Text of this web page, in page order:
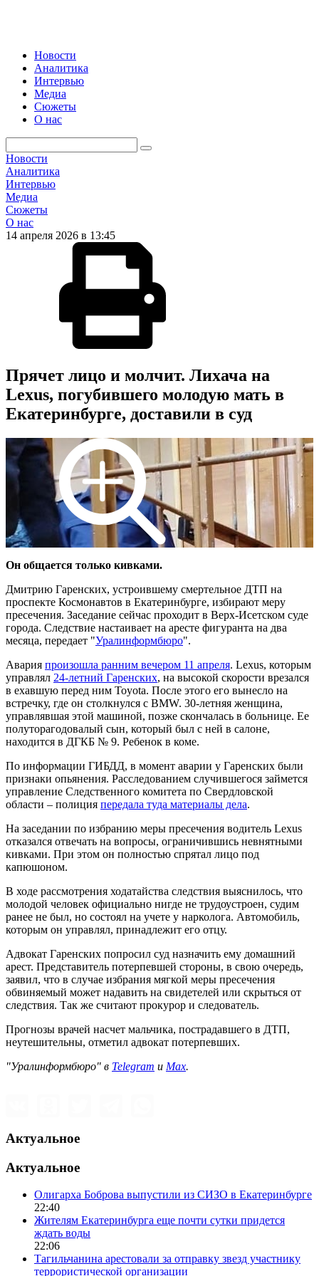
Новости
Аналитика
Интервью
Медиа
Сюжеты
О нас
Новости
Аналитика
Интервью
Медиа
Сюжеты
О нас
14 апреля 2026 в 13:45
Прячет лицо и молчит. Лихача на
Lexus, погубившего молодую мать в
Екатеринбурге, доставили в суд
Он общается только кивками.
Дмитрию Гаренских, устроившему смертельное ДТП на
проспекте Космонавтов в Екатеринбурге, избирают меру
пресечения. Заседание сейчас проходит в Верх-Исетском суде
города. Следствие настаивает на аресте фигуранта на два
месяца, передает "Уралинформбюро".
Авария произошла ранним вечером 11 апреля. Lexus, которым
управлял 24-летний Гаренских, на высокой скорости врезался
в ехавшую перед ним Toyota. После этого его вынесло на
встречку, где он столкнулся с BMW. 30-летняя женщина,
управлявшая этой машиной, позже скончалась в больнице. Ее
полуторагодовалый сын, который был с ней в салоне,
находится в ДГКБ № 9. Ребенок в коме.
По информации ГИБДД, в момент аварии у Гаренских были
признаки опьянения. Расследованием случившегося займется
управление Следственного комитета по Свердловской
области – полиция передала туда материалы дела.
На заседании по избранию меры пресечения водитель Lexus
отказался отвечать на вопросы, ограничившись невнятными
кивками. При этом он полностью спрятал лицо под
капюшоном.
В ходе рассмотрения ходатайства следствия выяснилось, что
молодой человек официально нигде не трудоустроен, судим
ранее не был, но состоял на учете у нарколога. Автомобиль,
которым он управлял, принадлежит его отцу.
Адвокат Гаренских попросил суд назначить ему домашний
арест. Представитель потерпевшей стороны, в свою очередь,
заявил, что в случае избрания мягкой меры пресечения
обвиняемый может надавить на свидетелей или скрыться от
следствия. Так же считают прокурор и следователь.
Прогнозы врачей насчет мальчика, пострадавшего в ДТП,
неутешительны, отметил адвокат потерпевших.
"Уралинформбюро" в Telegram и Max.
Актуальное
Актуальное
Олигарха Боброва выпустили из СИЗО в Екатеринбурге
22:40
Жителям Екатеринбурга еще почти сутки придется
ждать воды
22:06
Тагильчанина арестовали за отправку звезд участнику
террористической организации